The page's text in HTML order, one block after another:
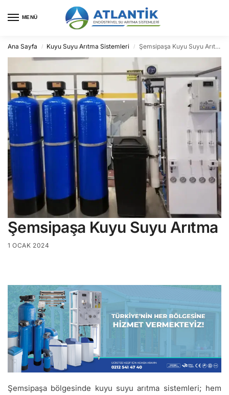
MENÜ
Ana Sayfa / Kuyu Suyu Arıtma Sistemleri / Şemsipaşa Kuyu Suyu Arıtma
Şemsipaşa Kuyu Suyu Arıtma
1 OCAK 2024
Şemsipaşa bölgesinde kuyu suyu arıtma sistemleri; hem